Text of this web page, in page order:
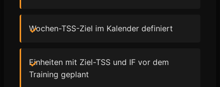
Wochen-TSS-Ziel im Kalender definiert
Einheiten mit Ziel-TSS und IF vor dem
Training geplant